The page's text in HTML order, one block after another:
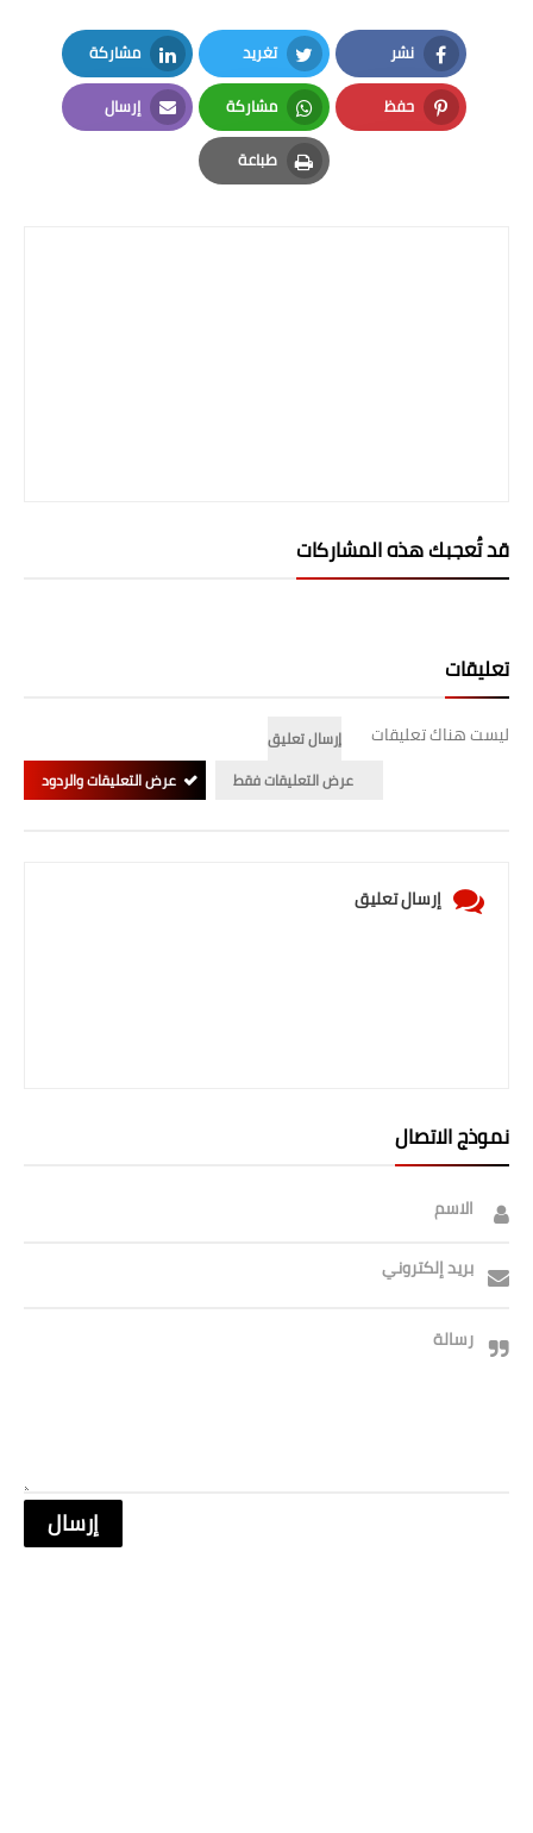
ملازم دراسية
المرحلة الابتدائية
المرحلة المتوسطة
اخبار وقرارات وزارة التعليم
نشر
Facebook
تغريد
Twitter
مشاركة
LinkedIn
حفظ
Pinterest
مشاركة
Whatsapp
إرسال
Email
طباعة
Print
قد تُعجبك هذه المشاركات
تعليقات
ليست هناك تعليقات
إرسال تعليق
عرض التعليقات فقط
عرض التعليقات والردود
إرسال تعليق
نموذج الاتصال
الاسم
بريد إلكتروني
رسالة